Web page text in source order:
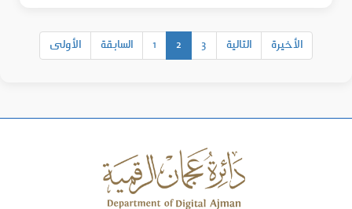
الأولى السابقة 1 2 3 التالية الأخيرة